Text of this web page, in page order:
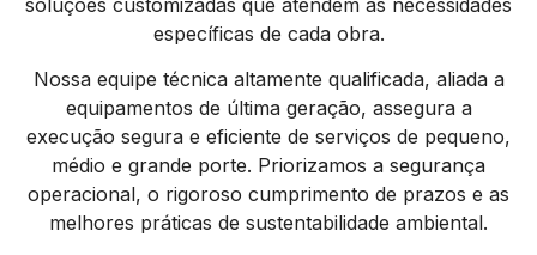
específicas de cada obra.
Nossa equipe técnica altamente qualificada, aliada a
equipamentos de última geração, assegura a
execução segura e eficiente de serviços de pequeno,
médio e grande porte. Priorizamos a segurança
operacional, o rigoroso cumprimento de prazos e as
melhores práticas de sustentabilidade ambiental.